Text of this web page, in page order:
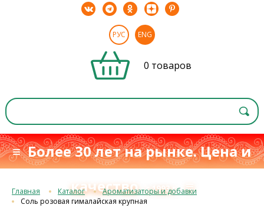
РУС ENG
0 товаров
≡ Более 30 лет на рынке. Цена и
качествос 1993 г.≡
Главная Каталог
Ароматизаторы и добавки
Соль розовая гималайская крупная